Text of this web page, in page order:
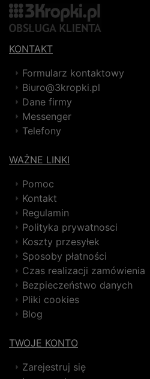
KONTAKT
Formularz kontaktowy
Biuro@3kropki.pl
Dane firmy
Messenger
Telefony
WAŻNE LINKI
Pomoc
Kontakt
Regulamin
Polityka prywatnosci
Koszty przesyłek
Sposoby płatności
Czas realizacji zamówienia
Bezpieczeństwo danych
Pliki cookies
Blog
TWOJE KONTO
Zarejestruj się